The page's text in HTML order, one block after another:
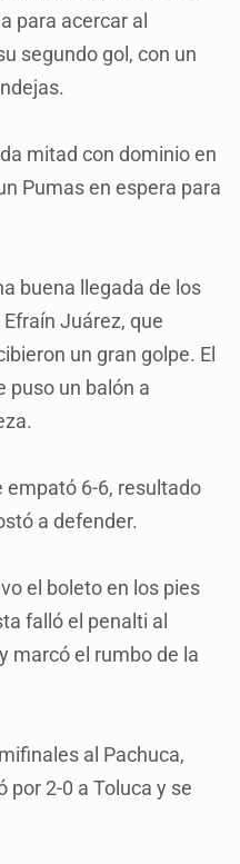
para acercar al
segundo gol, con un
mitad con dominio en
Pumas en espera para
buena llegada de los
Juárez, que
un gran golpe. El
puso un balón a
empató 6-6, resultado
a defender.
el boleto en los pies
falló el penalti al
marcó el rumbo de la
al Pachuca,
por 2-0 a Toluca y se